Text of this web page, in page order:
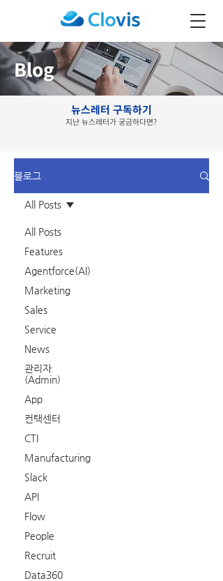
Blog
뉴스레터 구독하기
지난 뉴스레터가 궁금하다면?
블로그
All Posts
Features
Agentforce(AI)
Marketing
Sales
Service
News
관리자
(Admin)
App
컨택센터
CTI
Manufacturing
Slack
API
Flow
People
Recruit
Data360
All Posts